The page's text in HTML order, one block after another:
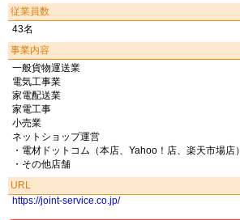
従業員数
43名
事業内容
一般貨物運送業
電気工事業
家電配送業
家電工事
小売業
ネットショップ運営
・電材ドットコム（本店、Yahoo！店、楽天市場店）
・その他店舗
URL
https://joint-service.co.jp/